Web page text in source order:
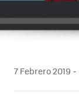
7 Febrero 2019